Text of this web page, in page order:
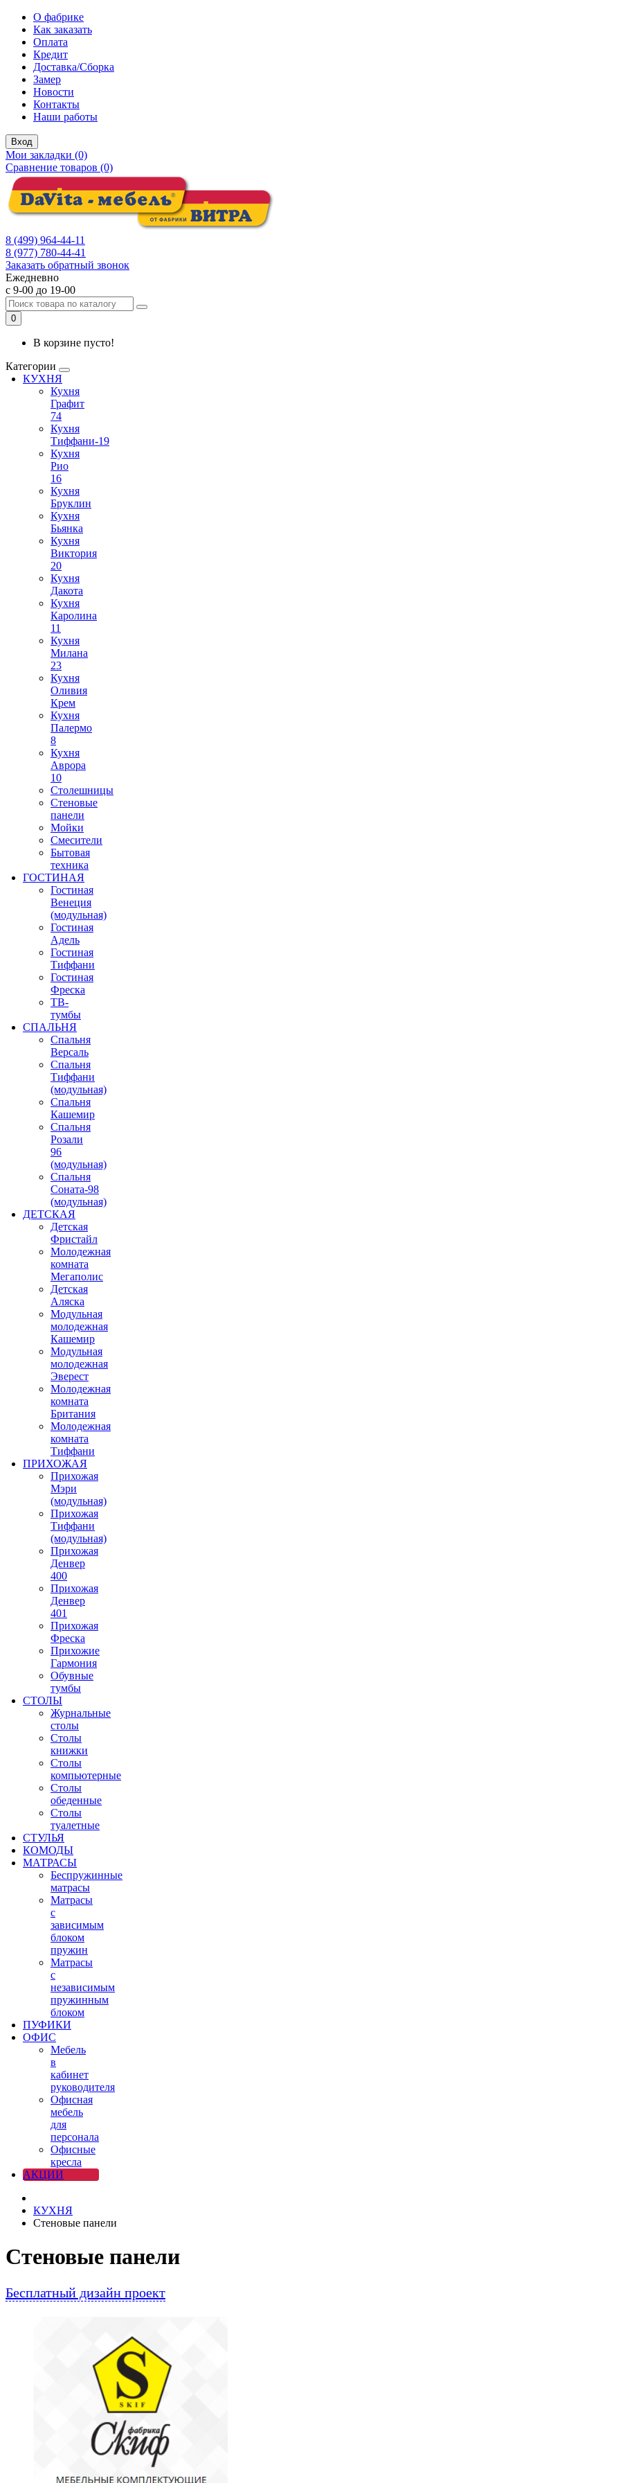
О фабрике
Как заказать
Оплата
Кредит
Доставка/Сборка
Замер
Новости
Контакты
Наши работы
Вход
Мои закладки (0)
Сравнение товаров (0)
8 (499) 964-44-11
8 (977) 780-44-41
Заказать обратный звонок
Ежедневно
с 9-00 до 19-00
0
В корзине пусто!
Категории
КУХНЯ
Кухня
Графит
74
Кухня
Тиффани-19
Кухня
Рио
16
Кухня
Бруклин
Кухня
Бьянка
Кухня
Виктория
20
Кухня
Дакота
Кухня
Каролина
11
Кухня
Милана
23
Кухня
Оливия
Крем
Кухня
Палермо
8
Кухня
Аврора
10
Столешницы
Стеновые
панели
Мойки
Смесители
Бытовая
техника
ГОСТИНАЯ
Гостиная
Венеция
(модульная)
Гостиная
Адель
Гостиная
Тиффани
Гостиная
Фреска
ТВ-
тумбы
СПАЛЬНЯ
Спальня
Версаль
Спальня
Тиффани
(модульная)
Спальня
Кашемир
Спальня
Розали
96
(модульная)
Спальня
Соната-98
(модульная)
ДЕТСКАЯ
Детская
Фристайл
Молодежная
комната
Мегаполис
Детская
Аляска
Модульная
молодежная
Кашемир
Модульная
молодежная
Эверест
Молодежная
комната
Британия
Молодежная
комната
Тиффани
ПРИХОЖАЯ
Прихожая
Мэри
(модульная)
Прихожая
Тиффани
(модульная)
Прихожая
Денвер
400
Прихожая
Денвер
401
Прихожая
Фреска
Прихожие
Гармония
Обувные
тумбы
СТОЛЫ
Журнальные
столы
Столы
книжки
Столы
компьютерные
Столы
обеденные
Столы
туалетные
СТУЛЬЯ
КОМОДЫ
МАТРАСЫ
Беспружинные
матрасы
Матрасы
с
зависимым
блоком
пружин
Матрасы
с
независимым
пружинным
блоком
ПУФИКИ
ОФИС
Мебель
в
кабинет
руководителя
Офисная
мебель
для
персонала
Офисные
кресла
АКЦИИ
КУХНЯ
Стеновые панели
Стеновые панели
Бесплатный дизайн проект